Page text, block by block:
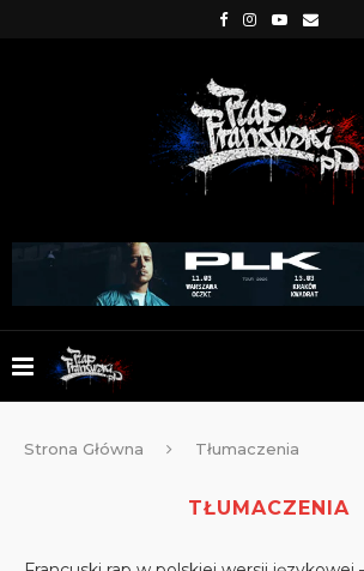
Strona Główna Tłumaczenia
TŁUMACZENIA